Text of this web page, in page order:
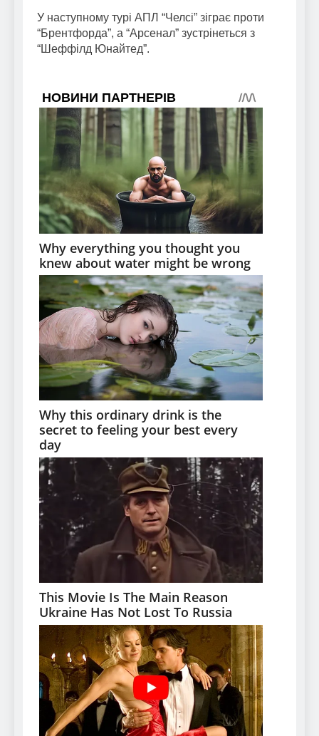
У наступному турі АПЛ “Челсі” зіграє проти
“Брентфорда”, а “Арсенал” зустрінеться з
“Шеффілд Юнайтед”.